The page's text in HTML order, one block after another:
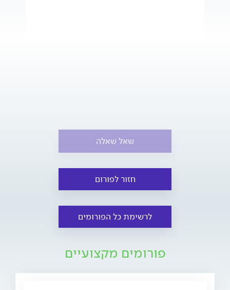
שאל שאלה
חזור לפורום
לרשימת כל הפורומים
פורומים מקצועיים